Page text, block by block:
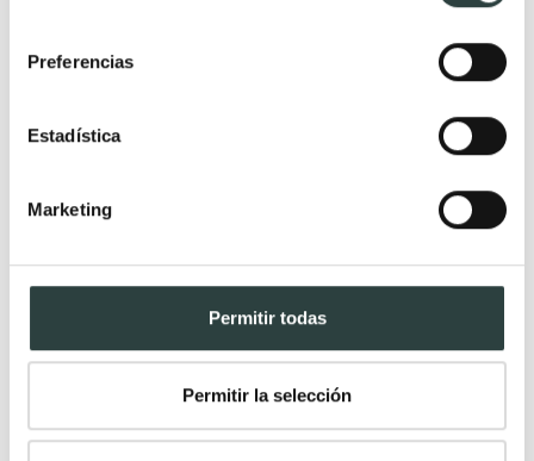
Preferencias
Estadística
Marketing
Permitir todas
Permitir la selección
Mueble de baño con encimera de solid surface
4 cajones asimétricos, suspendido, palilleria
1.160,46€1.468,94€ −21%